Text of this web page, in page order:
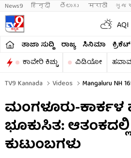
News9 हिन्दी తెలుగు मराठी
AQI
ತಾಜಾ ಸುದ್ದಿ ರಾಜ್ಯ ಸಿನಿಮಾ ಕ್ರಿಕೆಟ್​
ಕಾವೇರಿ ಕಿಚ್ಚು
ವಿಡಿಯೋ
TV9 Kannada
Videos Mangaluru NH
ಮಂಗಳೂರು-ಕಾರ್ಕಳ
ಭೂಕುಸಿತ:
ಕುಟುಂಬಗಳು